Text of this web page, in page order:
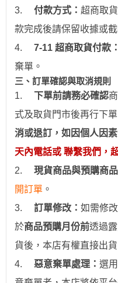
3.
付款方式： 超商取
款完成後請保留收據或截
4.
7-11 超商取貨付款：
棄單。
三、訂單確認與取消規則
1.
下單前請務必確認
式及取貨門市後再行下單
消或退訂，如因個人因
天內電話或 聯繫我們，
2.
現貨商品與預購商
開訂單 。
3.
訂單修改： 如需修
於商品預購月份前透過
貨後，本店有權直接出
4.
惡意棄單處理： 選用